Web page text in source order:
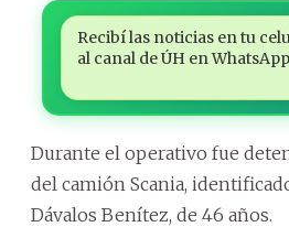
Recibí las noticias en tu
al canal de ÚH en
Durante el operativo fue
del camión Scania,
Dávalos Benítez, de 46 años.